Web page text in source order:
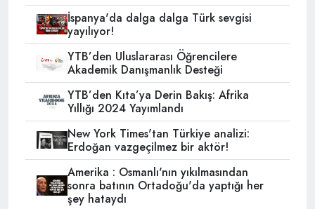
İspanya'da dalga dalga Türk sevgisi
yayılıyor!
YTB’den Uluslararası Öğrencilere
Akademik Danışmanlık Desteği
YTB’den Kıta’ya Derin Bakış: Afrika
Yıllığı 2024 Yayımlandı
New York Times'tan Türkiye analizi:
Erdoğan vazgeçilmez bir aktör!
Amerika : Osmanlı'nın yıkılmasından
sonra batının Ortadoğu'da yaptığı her
şey hataydı